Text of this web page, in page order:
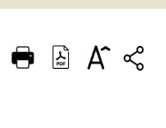
ITALIANO